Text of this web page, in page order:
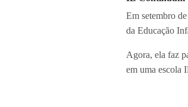
Em setembro
da Educação
Agora, ela faz
em uma escola